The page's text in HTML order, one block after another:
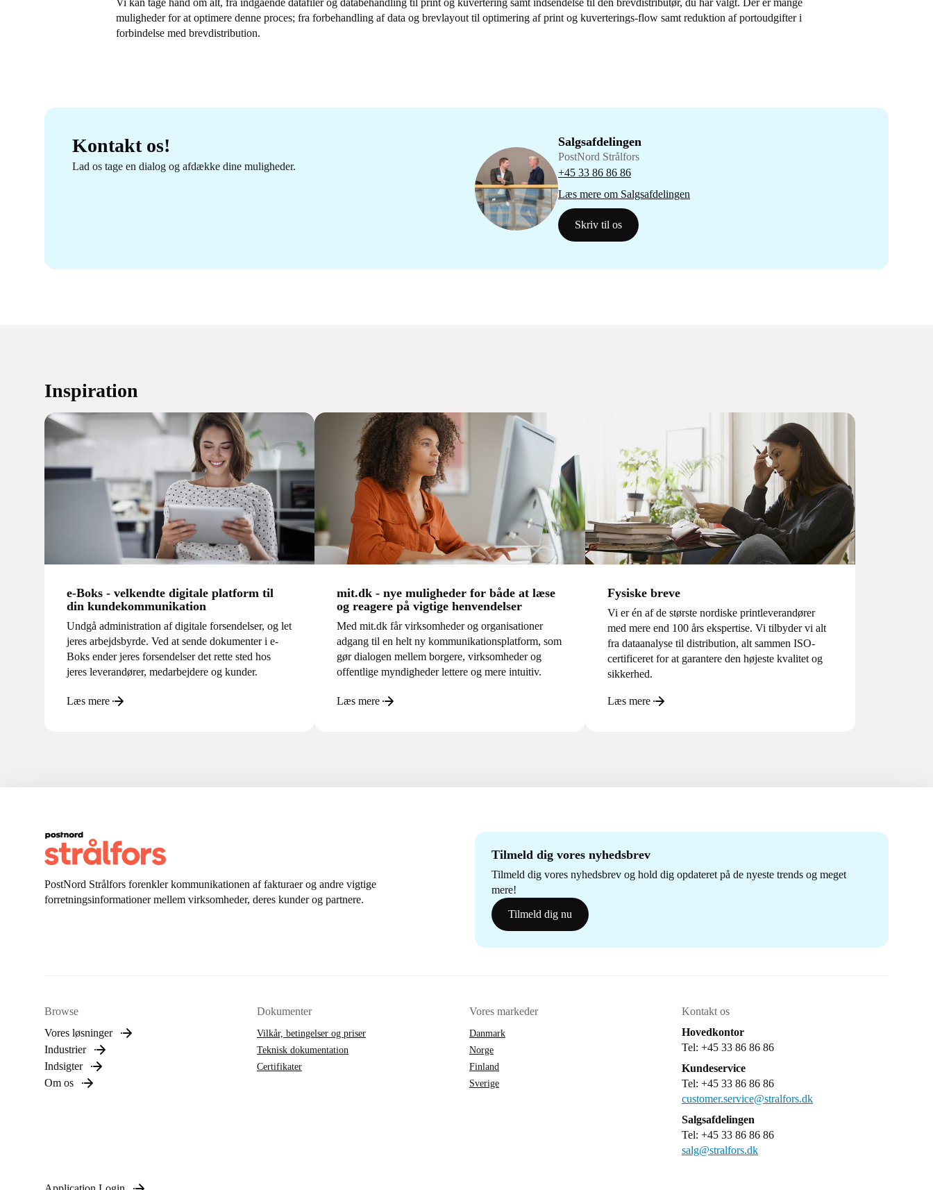
Vi kan tage hånd om alt, fra indgående datafiler og databehandling til print og kuvertering samt indsendelse til den brevdistributør, du har valgt. Der er mange
muligheder for at optimere denne proces; fra forbehandling af data og brevlayout til optimering af print og kuverterings-flow samt reduktion af portoudgifter i
forbindelse med brevdistribution.
Kontakt os!
Lad os tage en dialog og afdække dine muligheder.
Salgsafdelingen
PostNord Strålfors
+45 33 86 86 86
Læs mere om Salgsafdelingen
Skriv til os
Inspiration
e-Boks - velkendte digitale platform til
din kundekommunikation
Undgå administration af digitale forsendelser, og let
jeres arbejdsbyrde. Ved at sende dokumenter i e-
Boks ender jeres forsendelser det rette sted hos
jeres leverandører, medarbejdere og kunder.
Læs mere
mit.dk - nye muligheder for både at læse
og reagere på vigtige henvendelser
Med mit.dk får virksomheder og organisationer
adgang til en helt ny kommunikationsplatform, som
gør dialogen mellem borgere, virksomheder og
offentlige myndigheder lettere og mere intuitiv.
Læs mere
Fysiske breve
Vi er én af de største nordiske printleverandører
med mere end 100 års ekspertise. Vi tilbyder vi alt
fra dataanalyse til distribution, alt sammen ISO-
certificeret for at garantere den højeste kvalitet og
sikkerhed.
Læs mere
PostNord Strålfors forenkler kommunikationen af fakturaer og andre vigtige
forretningsinformationer mellem virksomheder, deres kunder og partnere.
Tilmeld dig vores nyhedsbrev
Tilmeld dig vores nyhedsbrev og hold dig opdateret på de nyeste trends og meget
mere!
Tilmeld dig nu
Browse
Vores løsninger
Industrier
Indsigter
Om os
Dokumenter
Vilkår, betingelser og priser
Teknisk dokumentation
Certifikater
Vores markeder
Danmark
Norge
Finland
Sverige
Kontakt os
Hovedkontor
Tel: +45 33 86 86 86
Kundeservice
Tel: +45 33 86 86 86
customer.service@stralfors.dk
Salgsafdelingen
Tel: +45 33 86 86 86
salg@stralfors.dk